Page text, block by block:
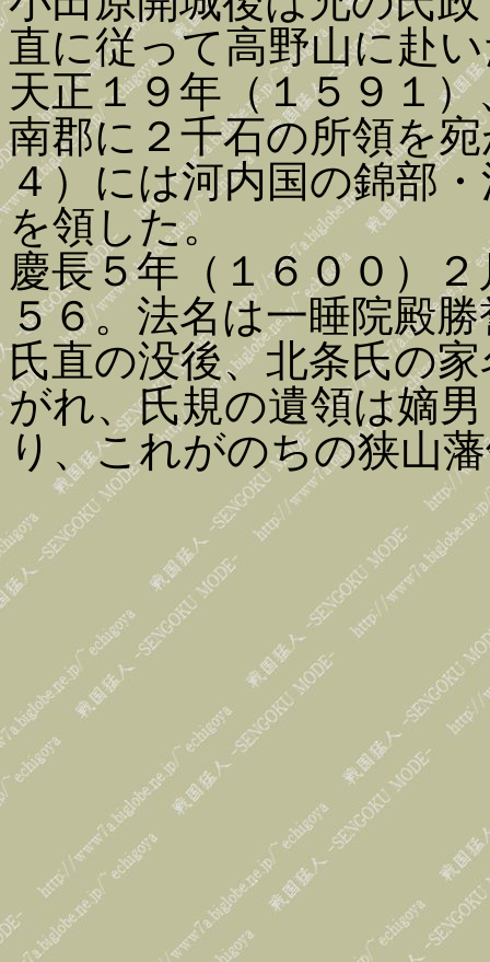
直に従って高野山に赴
天正１９年（１５９１
南郡に２千石の所領を
４）には河内国の錦部
を領した。
慶長５年（１６００）
５６。法名は一睡院殿
氏直の没後、北条氏の
がれ、氏規の遺領は嫡
り、これがのちの狭山